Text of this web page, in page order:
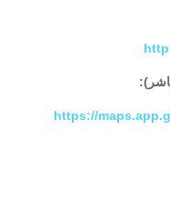
https://